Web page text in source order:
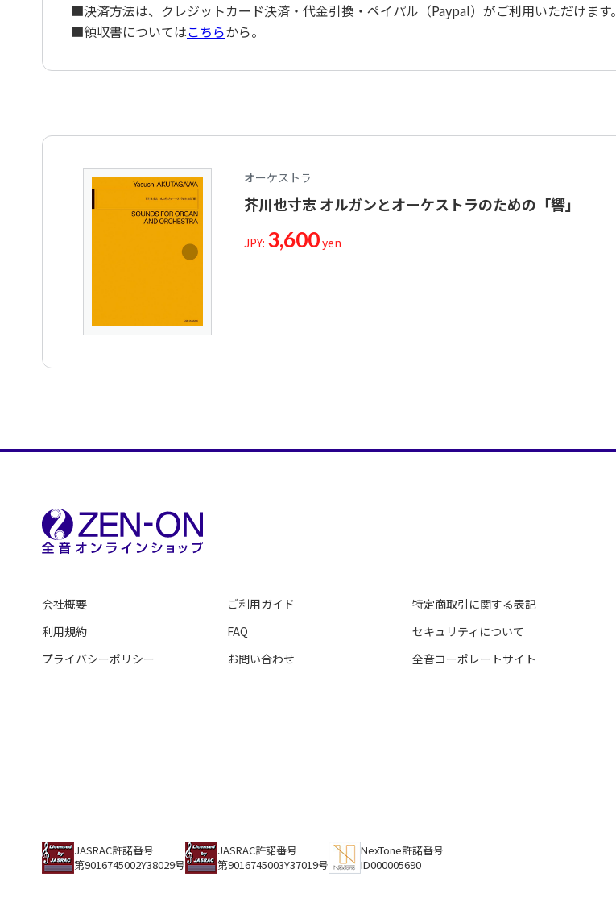
■決済方法は、クレジットカード決済・代金引換・ペイパル（Paypal）がご利用いただけます。
■領収書についてはこちらから。
オーケストラ
芥川也寸志 オルガンとオーケストラのための「響」
JPY: 3,600yen
会社概要
利用規約
プライバシーポリシー
ご利用ガイド
FAQ
お問い合わせ
特定商取引に関する表記
セキュリティについて
全音コーポレートサイト
JASRAC許諾番号
第9016745002Y38029号
JASRAC許諾番号
第9016745003Y37019号
NexTone許諾番号
ID000005690